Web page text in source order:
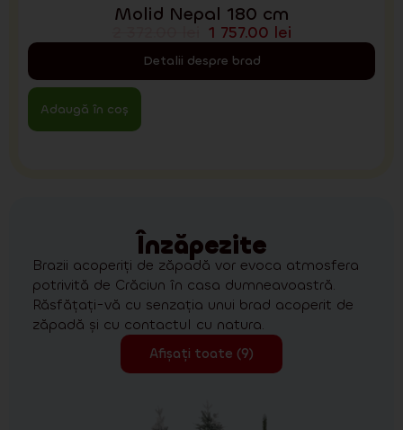
Molid Nepal 180 cm
1 757.00 lei
Detalii despre brad
Adaugă în coș
Înzăpezite
Brazii acoperiți de zăpadă vor evoca atmosfera
potrivită de Crăciun în casa dumneavoastră.
Răsfățați-vă cu senzația unui brad acoperit de
zăpadă și cu contactul cu natura.
Afișați toate (9)